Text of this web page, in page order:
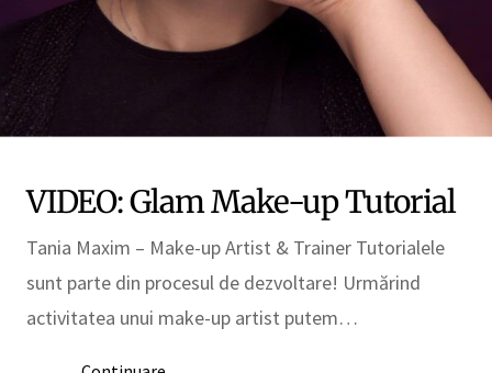
VIDEO: Glam Make-up Tutorial
Tania Maxim – Make-up Artist & Trainer Tutorialele
sunt parte din procesul de dezvoltare! Urmărind
activitatea unui make-up artist putem…